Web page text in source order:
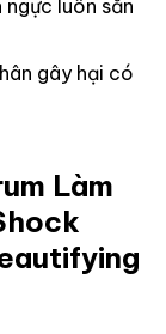
luôn săn
gây hại có
Làm